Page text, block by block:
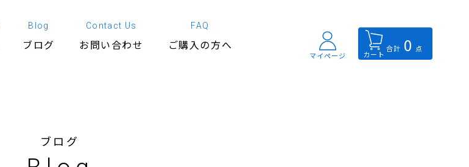
Blog
ブログ
Contact Us
お問い合わせ
FAQ
ご購入の方へ
マイページ カート
合計 0 点
ブログ